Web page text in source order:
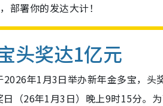
部署你的发达大计！
头奖达1亿元
年1月3日举办新年金多宝，
（26年1月3日）晚上9时15分。